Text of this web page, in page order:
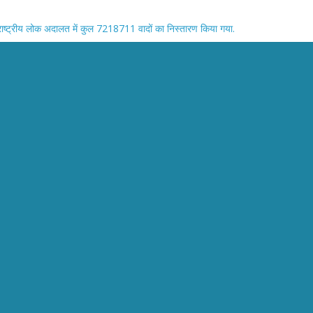
लोक अदालत में कुल 7218711 वादों का निस्तारण किया गया.
UP पुलिस टीम को झेलना पड़ा विरोध STF की गाड़ी तोड़ी फायरिंग के बीच पुलिस ने